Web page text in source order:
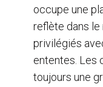
occupe une
reflète dans
privilégiés
ententes. Les
toujours une